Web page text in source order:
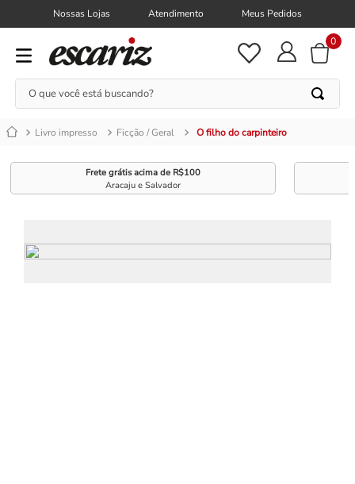
Nossas Lojas Atendimento Meus Pedidos
0
O que você está buscando?
Livro impresso Ficção / Geral O filho do carpinteiro
Frete grátis acima de R$100
Aracaju e Salvador